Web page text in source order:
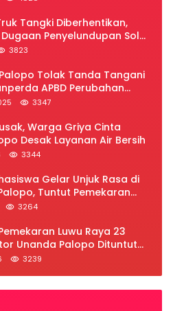
Tangki Diberhentikan,
Dugaan Penyelundupan Solar
3823
Palopo Tolak Tanda Tangani
APBD Perubahan
3347
Warga Griya Cinta
Desak Layanan Air Bersih
3344
Gelar Unjuk Rasa di
Tuntut Pemekaran
Raya
3264
Luwu Raya 23
Unanda Palopo Dituntut
3239